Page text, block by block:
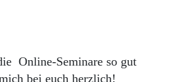
Online-Seminare so gut
bei euch herzlich!